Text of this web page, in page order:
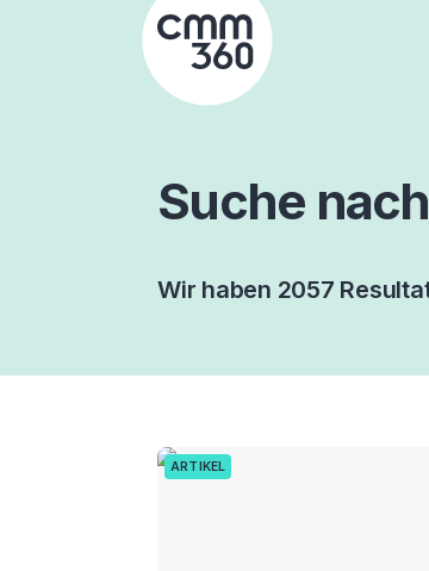
Suche nach
Wir haben 2057
ARTIKEL